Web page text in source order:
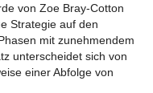
von Zoe Bray-Cotton
Strategie auf den
mit zunehmendem
unterscheidet sich von
einer Abfolge von